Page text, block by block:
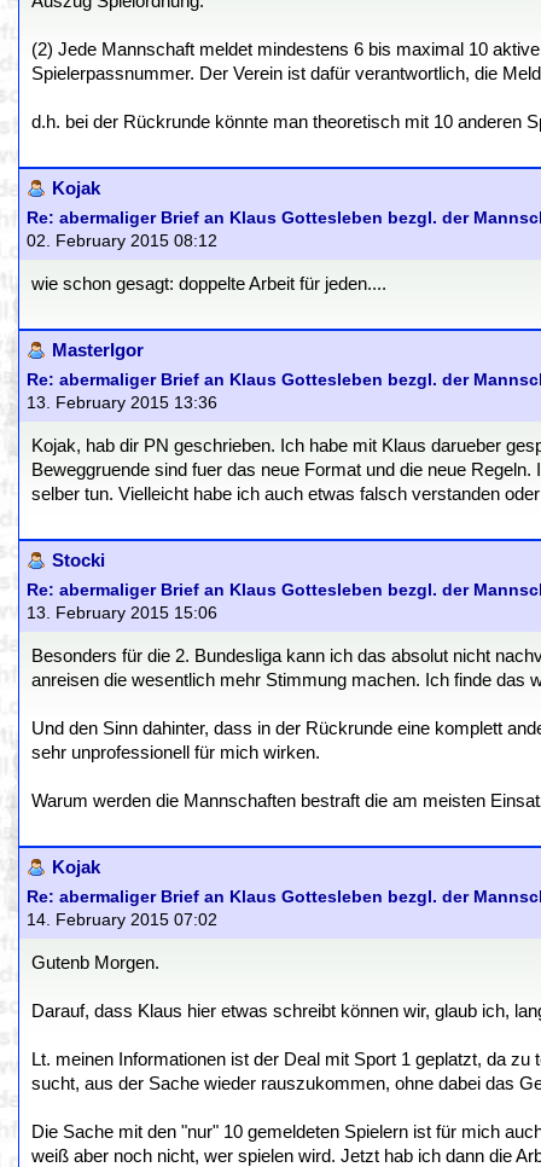
(2) Jede Mannschaft meldet mindestens 6 bis maximal 10
Spielerpassnummer. Der Verein ist dafür verantwortlich, die
d.h. bei der Rückrunde könnte man theoretisch mit 10 anderen
Kojak
Re: abermaliger Brief an Klaus Gottesleben bezgl. der
02. February 2015 08:12
wie schon gesagt: doppelte Arbeit für jeden....
MasterIgor
Re: abermaliger Brief an Klaus Gottesleben bezgl. der
13. February 2015 13:36
Kojak, hab dir PN geschrieben. Ich habe mit Klaus darueber
Beweggruende sind fuer das neue Format und die neue
selber tun. Vielleicht habe ich auch etwas falsch verstanden
Stocki
Re: abermaliger Brief an Klaus Gottesleben bezgl. der
13. February 2015 15:06
Besonders für die 2. Bundesliga kann ich das absolut nicht
anreisen die wesentlich mehr Stimmung machen. Ich finde das
Und den Sinn dahinter, dass in der Rückrunde eine komplett
sehr unprofessionell für mich wirken.
Warum werden die Mannschaften bestraft die am meisten
Kojak
Re: abermaliger Brief an Klaus Gottesleben bezgl. der
14. February 2015 07:02
Gutenb Morgen.
Darauf, dass Klaus hier etwas schreibt können wir, glaub ich,
Lt. meinen Informationen ist der Deal mit Sport 1 geplatzt, da
sucht, aus der Sache wieder rauszukommen, ohne dabei das
Die Sache mit den "nur" 10 gemeldeten Spielern ist für mich
weiß aber noch nicht, wer spielen wird. Jetzt hab ich dann die